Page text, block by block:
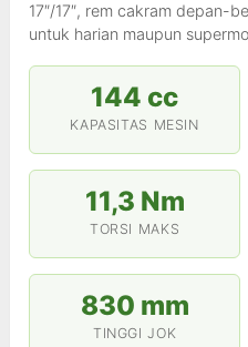
17″/17″, rem cakram depan-
untuk harian maupun
144 cc
KAPASITAS MESIN
11,3 Nm
TORSI MAKS
830 mm
TINGGI JOK